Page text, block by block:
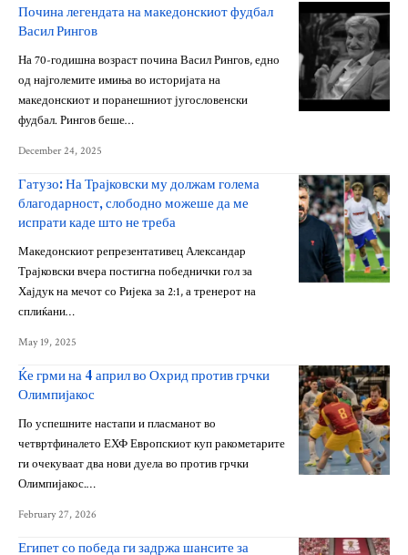
Почина легендата на македонскиот фудбал
Васил Рингов
На 70-годишна возраст почина Васил Рингов, едно
од најголемите имиња во историјата на
македонскиот и поранешниот југословенски
фудбал. Рингов беше…
December 24, 2025
Гатузо: На Трајковски му должам голема
благодарност, слободно можеше да ме
испрати каде што не треба
Македонскиот репрезентативец Александар
Трајковски вчера постигна победнички гол за
Хајдук на мечот со Ријека за 2:1, а тренерот на
сплиќани…
May 19, 2025
Ќе грми на 4 април во Охрид против грчки
Олимпијакос
По успешните настапи и пласманот во
четвртфиналето ЕХФ Европскиот куп ракометарите
ги очекуваат два нови дуела во против грчки
Олимпијакос.…
February 27, 2026
Египет со победа ги задржа шансите за